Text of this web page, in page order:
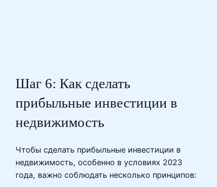
Шаг 6: Как сделать
прибыльные инвестиции в
недвижимость
Чтобы сделать прибыльные инвестиции в
недвижимость, особенно в условиях 2023
года, важно соблюдать несколько принципов: